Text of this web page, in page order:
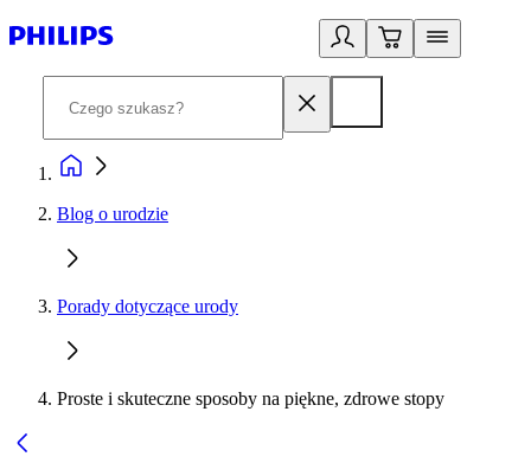
Blog o urodzie
Porady dotyczące urody
Proste i skuteczne sposoby na piękne, zdrowe stopy